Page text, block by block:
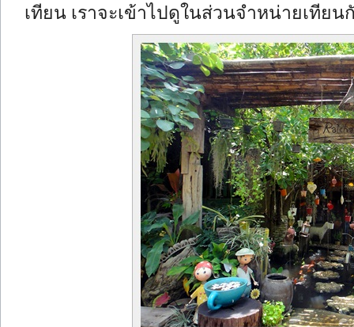
เทียน เราจะเข้าไปดูในส่วนจำหน่ายเทีย